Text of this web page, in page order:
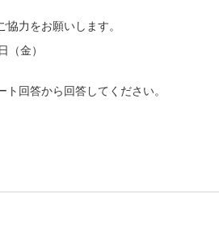
力をお願いします。
金）
回答から回答してください。